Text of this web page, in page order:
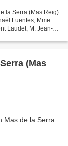
la Serra (Mas Reig)
Fuentes, Mme
Laudet, M. Jean-
(Mas